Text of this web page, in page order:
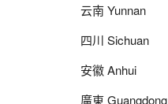
云南 Yunnan
四川 Sichuan
安徽 Anhui
廣東 Guangdong